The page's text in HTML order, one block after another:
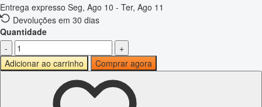
Entrega expresso Seg, Ago 10 - Ter, Ago 11
Devoluções em 30 dias
Quantidade
-
+
Adicionar ao carrinho
Comprar agora